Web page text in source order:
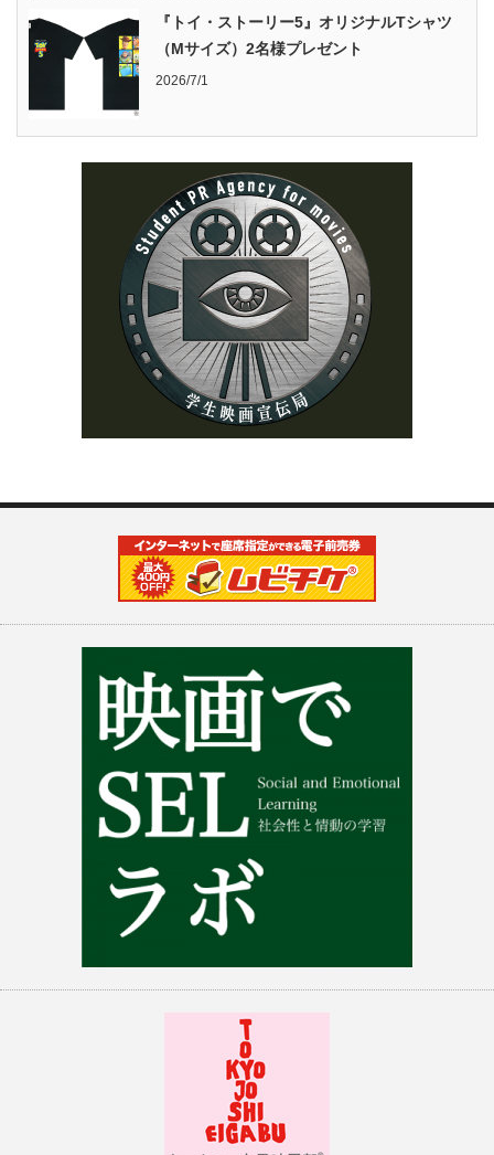
『トイ・ストーリー5』オリジナルTシャツ
（Mサイズ）2名様プレゼント
2026/7/1